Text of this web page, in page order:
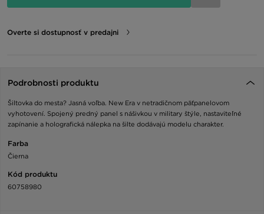
Overte si dostupnosť v predajni
Podrobnosti produktu
Šiltovka do mesta? Jasná voľba. New Era v netradičnom päťpanelovom
vyhotovení. Spojený predný panel s nášivkou v military štýle, nastaviteľné
zapínanie a holografická nálepka na šilte dodávajú modelu charakter.
Farba
Čierna
Kód produktu
60758980